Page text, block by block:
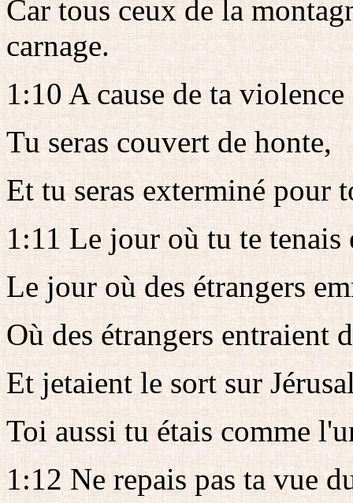
Car tous ceux de la
carnage.
1:10 A cause de ta
Tu seras couvert de honte,
Et tu seras exterminé pour
1:11 Le jour où tu te tenais
Le jour où des étrangers
Où des étrangers entraient
Et jetaient le sort sur
Toi aussi tu étais comme
1:12 Ne repais pas ta vue